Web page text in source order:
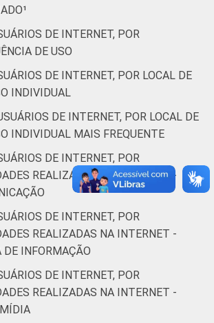
Médio
Superior 0
De 10 a 15 anos 2
De 25 a 34 anos 0
De 35 a 44 anos
De 45 a 59 anos
De 60 anos ou mais
DE INTERNET, POR
DE USO
DE INTERNET, POR LOCAL DE
INDIVIDUAL
DE INTERNET, POR LOCAL DE
INDIVIDUAL MAIS FREQUENTE
DE INTERNET, POR
REALIZADAS NA INTERNET -
DE INTERNET, POR
REALIZADAS NA INTERNET -
DE INFORMAÇÃO
DE INTERNET, POR
REALIZADAS NA INTERNET -